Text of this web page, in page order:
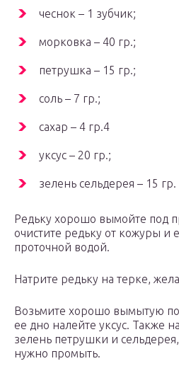
чеснок – 1 зубчик;
морковка – 40 гр.;
петрушка – 15 гр.;
соль – 7 гр.;
сахар – 4 гр.4
уксус – 20 гр.;
зелень сельдерея – 15 гр.
Редьку хорошо вымойте под
очистите редьку от кожуры и
проточной водой.
Натрите редьку на терке,
Возьмите хорошо вымытую
ее дно налейте уксус. Также
зелень петрушки и
нужно промыть.